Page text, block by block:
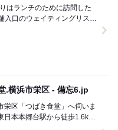
はランチのために訪問した
入口のウェイティングリスト
.横浜市栄区 - 備忘6.jp
区「つばき食堂」へ伺いま